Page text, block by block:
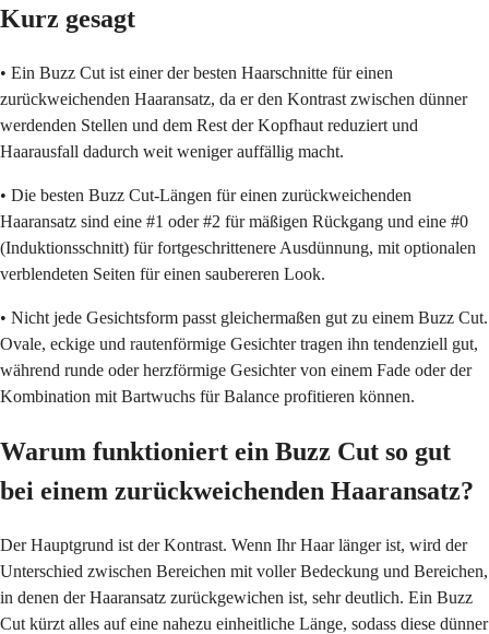
Kurz gesagt
• Ein Buzz Cut ist einer der besten Haarschnitte für einen
zurückweichenden Haaransatz, da er den Kontrast zwischen dünner
werdenden Stellen und dem Rest der Kopfhaut reduziert und
Haarausfall dadurch weit weniger auffällig macht.
• Die besten Buzz Cut-Längen für einen zurückweichenden
Haaransatz sind eine #1 oder #2 für mäßigen Rückgang und eine #0
(Induktionsschnitt) für fortgeschrittenere Ausdünnung, mit optionalen
verblendeten Seiten für einen saubereren Look.
• Nicht jede Gesichtsform passt gleichermaßen gut zu einem Buzz Cut.
Ovale, eckige und rautenförmige Gesichter tragen ihn tendenziell gut,
während runde oder herzförmige Gesichter von einem Fade oder der
Kombination mit Bartwuchs für Balance profitieren können.
Warum funktioniert ein Buzz Cut so gut
bei einem zurückweichenden Haaransatz?
Der Hauptgrund ist der Kontrast. Wenn Ihr Haar länger ist, wird der
Unterschied zwischen Bereichen mit voller Bedeckung und Bereichen,
in denen der Haaransatz zurückgewichen ist, sehr deutlich. Ein Buzz
Cut kürzt alles auf eine nahezu einheitliche Länge, sodass diese dünner